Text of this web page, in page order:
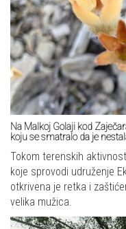
Na Malkoj Golaji kod
koju se smatralo da je
Tokom terenskih
koje sprovodi udruženje
otkrivena je retka i
velika mužica.